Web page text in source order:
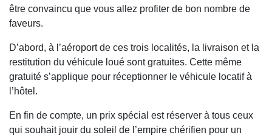
être convaincu que vous allez profiter de bon nombre de
faveurs.
D’abord, à l’aéroport de ces trois localités, la livraison et la
restitution du véhicule loué sont gratuites. Cette même
gratuité s’applique pour réceptionner le véhicule locatif à
l’hôtel.
En fin de compte, un prix spécial est réserver à tous ceux
qui souhait jouir du soleil de l’empire chérifien pour un